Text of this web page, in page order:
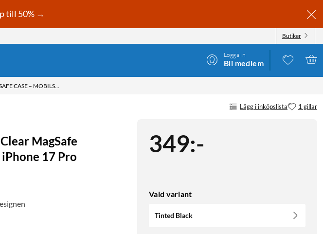
till 50% →
Butiker
Logga in
Bli medlem
IDEAL OF SWEDEN CLEAR MAGSAFE CASE – MOBILSKAL TILL IPHONE 17 PRO MAX TINTED BLACK
Lägg i inköpslista 1 gillar
349:-
Vald variant
Tinted Black
MagSafe
17 Pro